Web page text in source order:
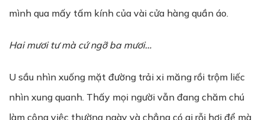
mình qua mấy tấm kính của vài cửa hàng quần áo.
Hai mươi tư mà cứ ngỡ ba mươi…
U sầu nhìn xuống mặt đường trải xi măng rồi trộm liếc
nhìn xung quanh. Thấy mọi người vẫn đang chăm chú
làm công việc thường ngày và chẳng có ai rỗi hơi để mà